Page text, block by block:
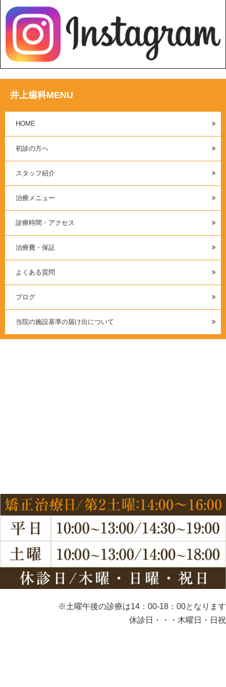
井上歯科MENU
HOME
初診の方へ
スタッフ紹介
治療メニュー
診療時間・アクセス
治療費・保証
よくある質問
ブログ
当院の施設基準の届け出について
※土曜午後の診療は14：00-18：00となります
休診日・・・木曜日・日祝